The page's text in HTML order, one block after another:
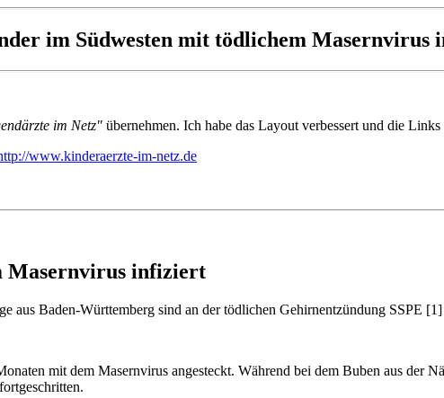
im Südwesten mit tödlichem Masernvirus
im Netz" übernehmen. Ich habe das Layout verbessert und die Links
www.kinderaerzte-im-netz.de
Masernvirus infiziert
aus Baden-Württemberg sind an der tödlichen Gehirnentzündung SSPE
mit dem Masernvirus angesteckt. Während bei dem Buben aus der